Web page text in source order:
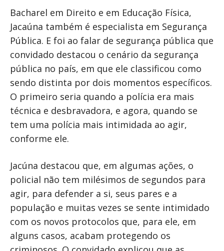
Bacharel em Direito e em Educação Física,
Jacaúna também é especialista em Segurança
Pública. E foi ao falar de segurança pública que
convidado destacou o cenário da segurança
pública no país, em que ele classificou como
sendo distinta por dois momentos específicos.
O primeiro seria quando a polícia era mais
técnica e desbravadora, e agora, quando se
tem uma polícia mais intimidada ao agir,
conforme ele.
Jacúna destacou que, em algumas ações, o
policial não tem milésimos de segundos para
agir, para defender a si, seus pares e a
população e muitas vezes se sente intimidado
com os novos protocolos que, para ele, em
alguns casos, acabam protegendo os